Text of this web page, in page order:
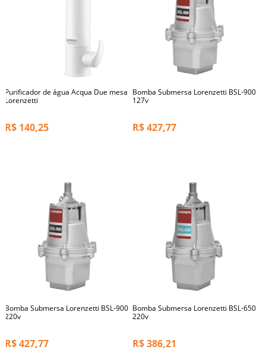
Purificador de água Acqua Due mesa
Lorenzetti
R$ 140,25
Bomba Submersa Lorenzetti BSL-900
127v
R$427,77
Bomba Submersa Lorenzetti BSL-900
220v
R$427,77
Bomba Submersa Lorenzetti BSL-650
220v
R$386,21